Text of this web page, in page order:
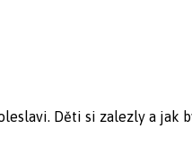
Děti si zalezly a jak